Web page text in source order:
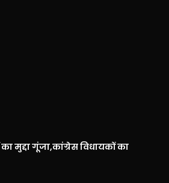
मुद्दा गूंजा,कांग्रेस विधायकों का